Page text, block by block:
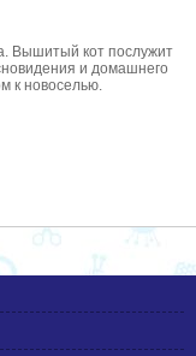
Вышитый кот послужит
и домашнего
к новоселью.